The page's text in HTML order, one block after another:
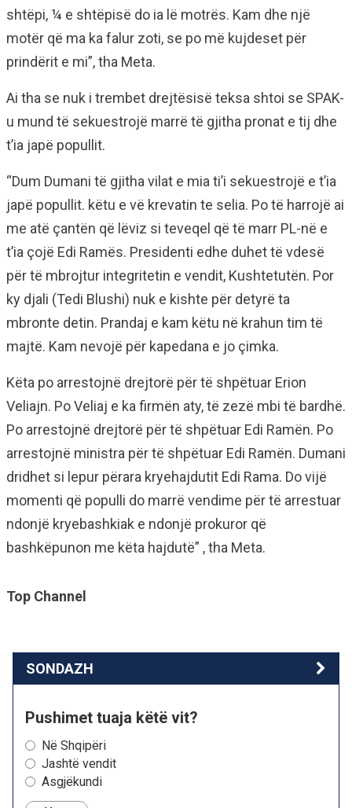
shtëpi, ¼ e shtëpisë do ia lë motrës. Kam dhe një
motër që ma ka falur zoti, se po më kujdeset për
prindërit e mi”, tha Meta.
Ai tha se nuk i trembet drejtësisë teksa shtoi se SPAK-
u mund të sekuestrojë marrë të gjitha pronat e tij dhe
t’ia japë popullit.
“Dum Dumani të gjitha vilat e mia ti’i sekuestrojë e t’ia
japë popullit. këtu e vë krevatin te selia. Po të harrojë ai
me atë çantën që lëviz si teveqel që të marr PL-në e
t’ia çojë Edi Ramës. Presidenti edhe duhet të vdesë
për të mbrojtur integritetin e vendit, Kushtetutën. Por
ky djali (Tedi Blushi) nuk e kishte për detyrë ta
mbronte detin. Prandaj e kam këtu në krahun tim të
majtë. Kam nevojë për kapedana e jo çimka.
Këta po arrestojnë drejtorë për të shpëtuar Erion
Veliajn. Po Veliaj e ka firmën aty, të zezë mbi të bardhë.
Po arrestojnë drejtorë për të shpëtuar Edi Ramën. Po
arrestojnë ministra për të shpëtuar Edi Ramën. Dumani
dridhet si lepur përara kryehajdutit Edi Rama. Do vijë
momenti që populli do marrë vendime për të arrestuar
ndonjë kryebashkiak e ndonjë prokuror që
bashkëpunon me këta hajdutë” , tha Meta.
Top Channel
SONDAZH
Pushimet tuaja këtë vit?
Në Shqipëri
Jashtë vendit
Asgjëkundi